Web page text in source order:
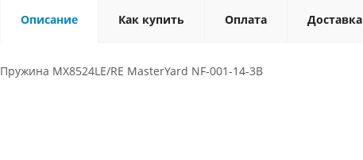
Описание Как купить Оплата Доставка
Пружина MX8524LE/RE MasterYard NF-001-14-3B